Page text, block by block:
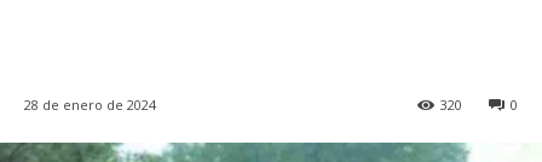
28 de enero de 2024 0
320